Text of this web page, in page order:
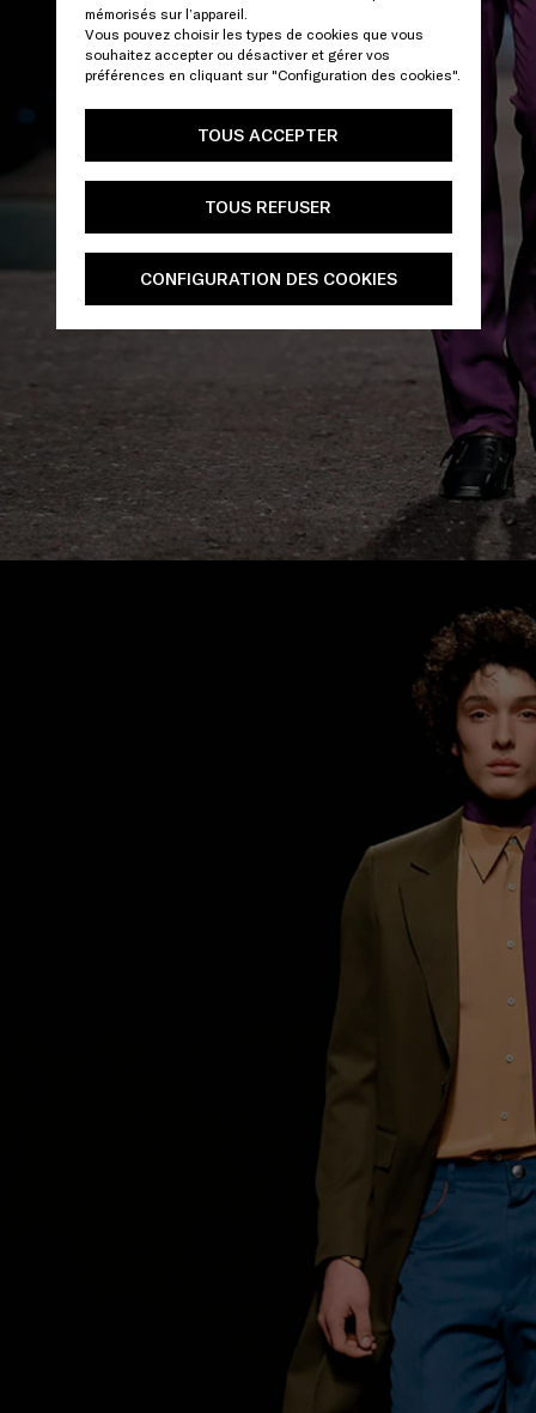
mémorisés sur l’appareil.
Vous pouvez choisir les types de cookies que vous
souhaitez accepter ou désactiver et gérer vos
préférences en cliquant sur "Configuration des cookies".
TOUS ACCEPTER
TOUS REFUSER
CONFIGURATION DES COOKIES